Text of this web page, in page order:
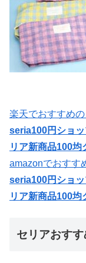
楽天でおすすめの
seria100円ショ
リア新商品100
amazonでおすす
seria100円ショ
リア新商品100
セリアおす